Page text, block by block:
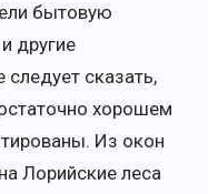
бытовую
другие
сказать,
хорошем
Из окон
Лорийские леса